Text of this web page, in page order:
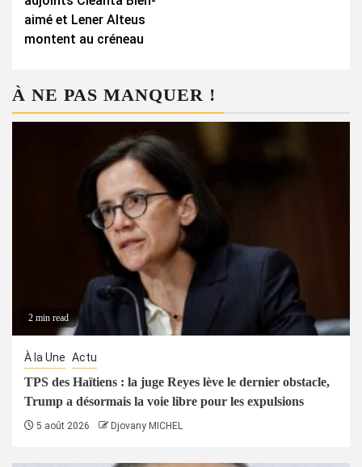
aimé et Lener Alteus
montent au créneau
À NE PAS MANQUER !
2 min read
À la Une Actu
TPS des Haïtiens : la juge Reyes lève le dernier obstacle,
Trump a désormais la voie libre pour les expulsions
5 août 2026 Djovany MICHEL